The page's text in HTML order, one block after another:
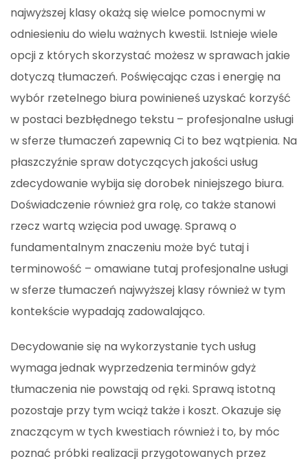
najwyższej klasy okażą się wielce pomocnymi w
odniesieniu do wielu ważnych kwestii. Istnieje wiele
opcji z których skorzystać możesz w sprawach jakie
dotyczą tłumaczeń. Poświęcając czas i energię na
wybór rzetelnego biura powinieneś uzyskać korzyść
w postaci bezbłędnego tekstu – profesjonalne usługi
w sferze tłumaczeń zapewnią Ci to bez wątpienia. Na
płaszczyźnie spraw dotyczących jakości usług
zdecydowanie wybija się dorobek niniejszego biura.
Doświadczenie również gra rolę, co także stanowi
rzecz wartą wzięcia pod uwagę. Sprawą o
fundamentalnym znaczeniu może być tutaj i
terminowość – omawiane tutaj profesjonalne usługi
w sferze tłumaczeń najwyższej klasy również w tym
kontekście wypadają zadowalająco.
Decydowanie się na wykorzystanie tych usług
wymaga jednak wyprzedzenia terminów gdyż
tłumaczenia nie powstają od ręki. Sprawą istotną
pozostaje przy tym wciąż także i koszt. Okazuje się
znaczącym w tych kwestiach również i to, by móc
poznać próbki realizacji przygotowanych przez